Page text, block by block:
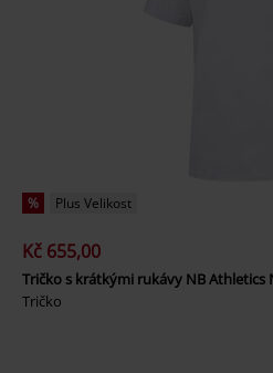
% Plus Velikost
Kč 655,00
Tričko s krátkými rukávy NB Athletics
Tričko